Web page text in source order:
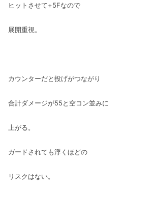
ヒットさせて+5Fなので
展開重視。
カウンターだと投げがつながり
合計ダメージが55と空コン並みに
上がる。
ガードされても浮くほどの
リスクはない。